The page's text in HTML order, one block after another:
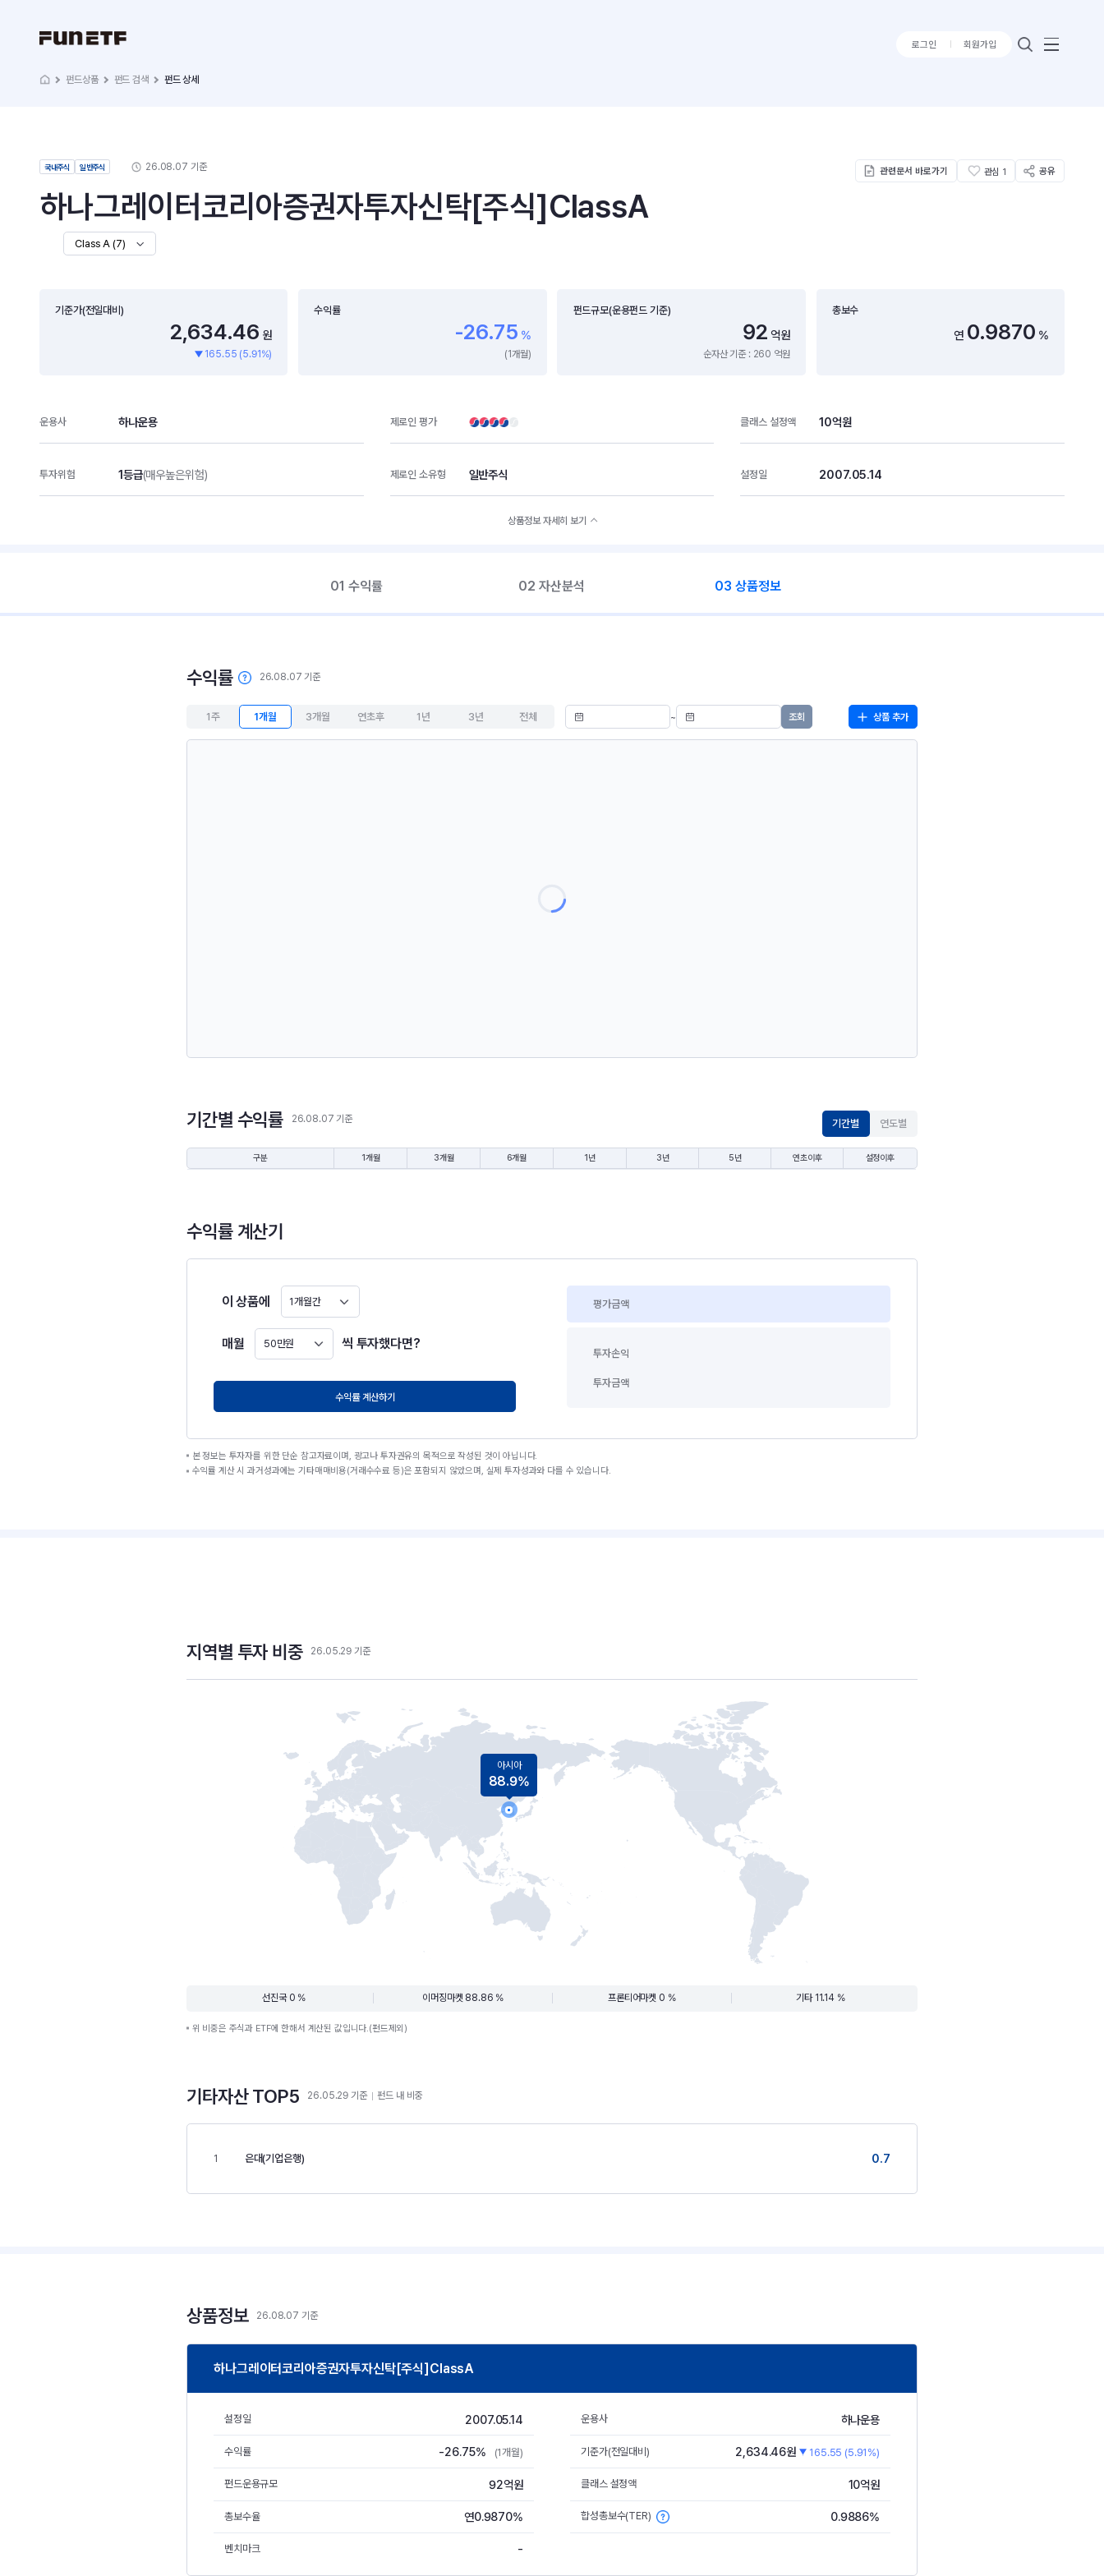
로그인 회원가입
펀드상품 펀드 검색 펀드 상세
국내주식 일반주식 26.08.07 기준 관련문서 바로가기 관심 1 공유
하나그레이터코리아증권자투자신탁[주식]ClassA
Class A (7)
기준가(전일대비)
2,634.46 원
165.55 (5.91%)
수익률
-26.75 %
(1개월)
펀드규모(운용펀드 기준)
92 억원
순자산 기준 : 260 억원
총보수
연 0.9870 %
운용사 하나운용 제로인 평가 클래스 설정액 10억원
투자위험 1등급(매우높은위험) 제로인 소유형 일반주식 설정일 2007.05.14
상품정보 자세히 보기
01 수익률 02 자산분석 03 상품정보
수익률 26.08.07 기준
1주 1개월 3개월 연초후 1년 3년 전체 ~ 조회 상품 추가
기간별 수익률 26.08.07 기준 기간별 연도별
구분 1개월 3개월 6개월 1년 3년 5년 연초이후 설정이후
수익률 계산기
이 상품에 1개월간
매월 50만원 원 씩 투자했다면?
수익률 계산하기
평가금액
투자손익
투자금액
본 정보는 투자자를 위한 단순 참고자료이며, 광고나 투자권유의 목적으로 작성된 것이 아닙니다.
수익률 계산 시 과거성과에는 기타매매비용(거래수수료 등)은 포함되지 않았으며, 실제 투자성과와 다를 수 있습니다.
지역별 투자 비중 26.05.29 기준
아시아
88.9%
선진국 0 % 이머징마켓 88.86 % 프론티어마켓 0 % 기타 11.14 %
위 비중은 주식과 ETF에 한해서 계산된 값입니다.(펀드제외)
기타자산 TOP5 26.05.29 기준 펀드 내 비중
1 은대(기업은행) 0.7
상품정보 26.08.07 기준
하나그레이터코리아증권자투자신탁[주식]ClassA
설정일 2007.05.14 운용사 하나운용
수익률 -26.75% (1개월) 기준가(전일대비) 2,634.46원 165.55 (5.91%)
펀드운용규모 92억원 클래스 설정액 10억원
총보수율 연0.9870% 합성총보수(TER) 0.9886%
벤치마크 -